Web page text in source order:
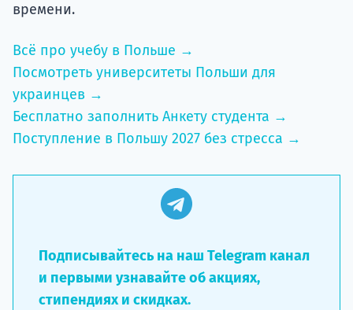
времени.
Всё про учебу в Польше →
Посмотреть университеты Польши для
украинцев →
Бесплатно заполнить Анкету студента →
Поступление в Польшу 2027 без стресса →
Подписывайтесь на наш Telegram канал
и первыми узнавайте об акциях,
стипендиях и скидках.